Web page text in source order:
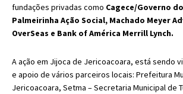
fundações privadas como Cagece/Governo
Palmeirinha Ação Social, Machado Meyer
OverSeas e Bank of América Merrill Lynch.
A ação em Jijoca de Jericoacoara, está sendo
e apoio de vários parceiros locais: Prefeitura
Jericoacoara, Setma – Secretaria Municipal de